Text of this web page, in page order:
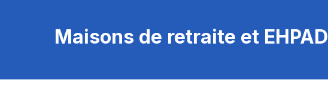
Maisons de retraite et EHPAD